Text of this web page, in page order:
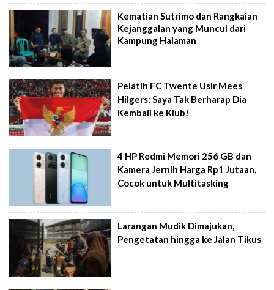
Kematian Sutrimo dan Rangkaian
Kejanggalan yang Muncul dari
Kampung Halaman
Pelatih FC Twente Usir Mees
Hilgers: Saya Tak Berharap Dia
Kembali ke Klub!
4 HP Redmi Memori 256 GB dan
Kamera Jernih Harga Rp1 Jutaan,
Cocok untuk Multitasking
Larangan Mudik Dimajukan,
Pengetatan hingga ke Jalan Tikus